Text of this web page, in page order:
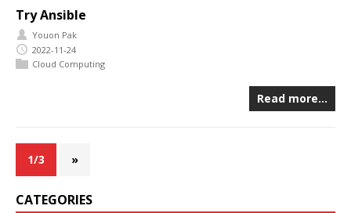
Try Ansible
Youon Pak
2022-11-24
Cloud Computing
Read more…
1/3 »
CATEGORIES